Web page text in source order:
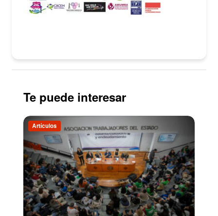
Te puede interesar
Artículos